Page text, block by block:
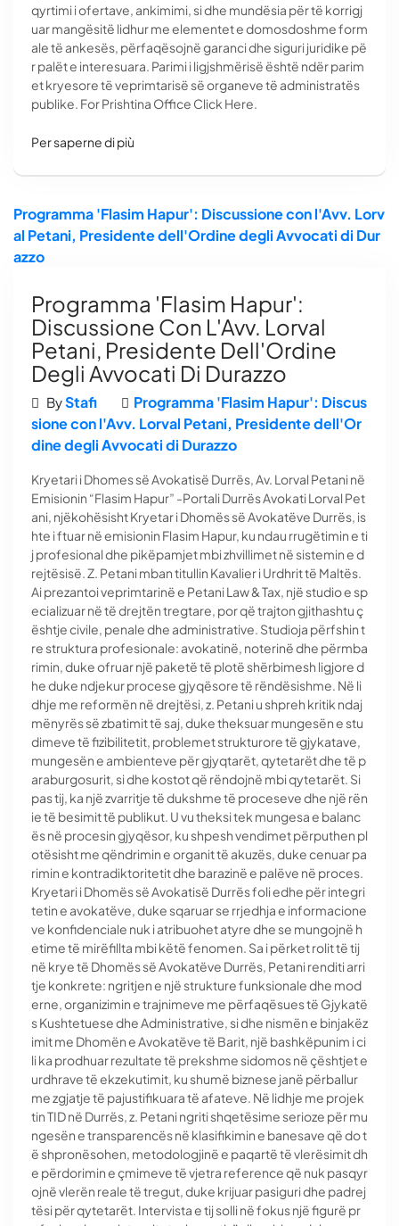
qyrtimi i ofertave, ankimimi, si dhe mundësia për të korrigj
uar mangësitë lidhur me elementet e domosdoshme form
ale të ankesës, përfaqësojnë garanci dhe siguri juridike pë
r palët e interesuara. Parimi i ligjshmërisë është ndër parim
et kryesore të veprimtarisë së organeve të administratës
publike. For Prishtina Office Click Here.
Per saperne di più
Programma 'Flasim Hapur': Discussione con l'Avv. Lorv
al Petani, Presidente dell'Ordine degli Avvocati di Dur
azzo
Programma 'Flasim Hapur':
Discussione Con L'Avv. Lorval
Petani, Presidente Dell'Ordine
Degli Avvocati Di Durazzo
ByStafi
Programma 'Flasim Hapur': Discus
sione con l'Avv. Lorval Petani, Presidente dell'Or
dine degli Avvocati di Durazzo
Kryetari i Dhomes së Avokatisë Durrës, Av. Lorval Petani në
Emisionin “Flasim Hapur” -Portali Durrës Avokati Lorval Pet
ani, njëkohësisht Kryetar i Dhomës së Avokatëve Durrës, is
hte i ftuar në emisionin Flasim Hapur, ku ndau rrugëtimin e ti
j profesional dhe pikëpamjet mbi zhvillimet në sistemin e d
rejtësisë. Z. Petani mban titullin Kavalier i Urdhrit të Maltës.
Ai prezantoi veprimtarinë e Petani Law & Tax, një studio e sp
ecializuar në të drejtën tregtare, por që trajton gjithashtu ç
ështje civile, penale dhe administrative. Studioja përfshin t
re struktura profesionale: avokatinë, noterinë dhe përmba
rimin, duke ofruar një paketë të plotë shërbimesh ligjore d
he duke ndjekur procese gjyqësore të rëndësishme. Në li
dhje me reformën në drejtësi, z. Petani u shpreh kritik ndaj
mënyrës së zbatimit të saj, duke theksuar mungesën e stu
dimeve të fizibilitetit, problemet strukturore të gjykatave,
mungesën e ambienteve për gjyqtarët, qytetarët dhe të p
araburgosurit, si dhe kostot që rëndojnë mbi qytetarët. Si
pas tij, ka një zvarritje të dukshme të proceseve dhe një rën
ie të besimit të publikut. U vu theksi tek mungesa e balanc
ës në procesin gjyqësor, ku shpesh vendimet përputhen pl
otësisht me qëndrimin e organit të akuzës, duke cenuar pa
rimin e kontradiktoritetit dhe barazinë e palëve në proces.
Kryetari i Dhomës së Avokatisë Durrës foli edhe për integri
tetin e avokatëve, duke sqaruar se rrjedhja e informacione
ve konfidenciale nuk i atribuohet atyre dhe se mungojnë h
etime të mirëfillta mbi këtë fenomen. Sa i përket rolit të tij
në krye të Dhomës së Avokatëve Durrës, Petani renditi arri
tje konkrete: ngritjen e një strukture funksionale dhe mod
erne, organizimin e trajnimeve me përfaqësues të Gjykatë
s Kushtetuese dhe Administrative, si dhe nismën e binjakëz
imit me Dhomën e Avokatëve të Barit, një bashkëpunim i ci
li ka prodhuar rezultate të prekshme sidomos në çështjet e
urdhrave të ekzekutimit, ku shumë biznese janë përballur
me zgjatje të pajustifikuara të afateve. Në lidhje me projek
tin TID në Durrës, z. Petani ngriti shqetësime serioze për mu
ngesën e transparencës në klasifikimin e banesave që do t
ë shpronësohen, metodologjinë e paqartë të vlerësimit dh
e përdorimin e çmimeve të vjetra reference që nuk pasqyr
ojnë vlerën reale të tregut, duke krijuar pasiguri dhe padrej
tësi për qytetarët. Intervista e tij solli në fokus një figurë pr